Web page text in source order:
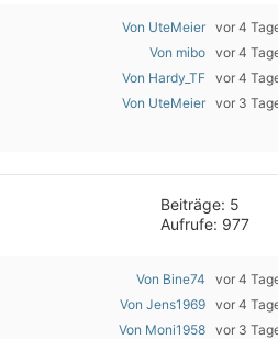
Von UteMeier vor 4
Von mibo vor 4
Von Hardy_TF vor 4
Von UteMeier vor 3
Beiträge: 5
Aufrufe: 977
Von Bine74 vor 4
Von Jens1969 vor 4
Von Moni1958 vor 3